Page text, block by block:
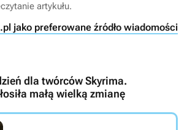
artykułu.
jako preferowane źródło wiadomości
dla twórców Skyrima.
małą wielką zmianę